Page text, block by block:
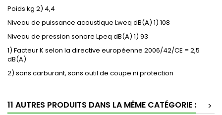
Poids kg 2) 4,4
Niveau de puissance acoustique Lweq dB(A) 1) 108
Niveau de pression sonore Lpeq dB(A) 1) 93
1) Facteur K selon la directive européenne 2006/42/CE = 2,5
dB(A)
2) sans carburant, sans outil de coupe ni protection
11 AUTRES PRODUITS DANS LA MÊME CATÉGORIE :
>